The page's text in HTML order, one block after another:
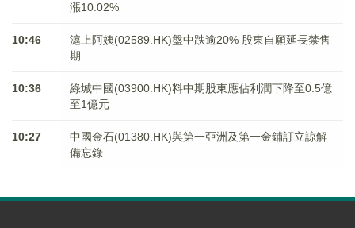
漲10.02%
10:46
滬上阿姨(02589.HK)盤中跌逾20% 股東自願延長禁售
期
10:36
綠城中國(03900.HK)料中期股東應佔利潤下降至0.5億
至1億元
10:27
中國金石(01380.HK)與第一亞洲及第一金鋪訂立諒解
備忘錄